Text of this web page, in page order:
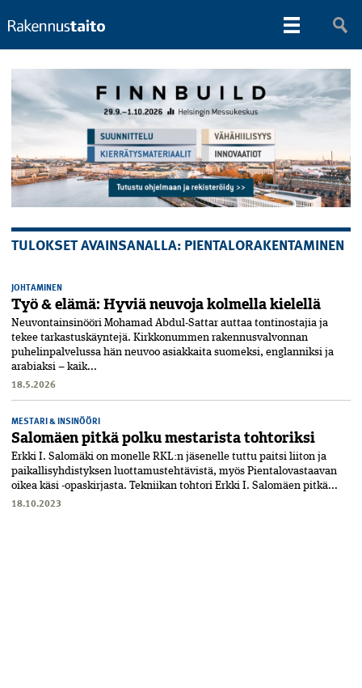
TULOKSET AVAINSANALLA: PIENTALORAKENTAMINEN
JOHTAMINEN
Työ & elämä: Hyviä neuvoja kolmella kielellä
Neuvontainsinööri Mohamad Abdul-Sattar auttaa tontinostajia ja
tekee tarkastuskäyntejä. Kirkkonummen rakennusvalvonnan
puhelinpalvelussa hän neuvoo asiakkaita suomeksi, englanniksi ja
arabiaksi – kaik...
18.5.2026
MESTARI & INSINÖÖRI
Salomäen pitkä polku mestarista tohtoriksi
Erkki I. Salomäki on monelle RKL:n jäsenelle tuttu paitsi liiton ja
paikallisyhdistyksen luottamustehtävistä, myös Pientalovastaavan
oikea käsi -opaskirjasta. Tekniikan tohtori Erkki I. Salomäen pitkä...
18.10.2023